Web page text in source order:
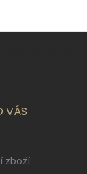
VÁS
zboží